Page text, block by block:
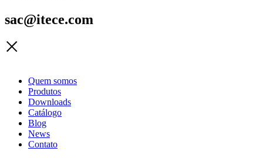
sac@itece.com
Quem somos
Produtos
Downloads
Catálogo
Blog
News
Contato